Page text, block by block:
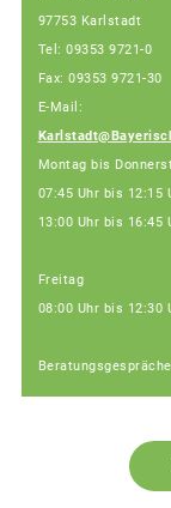
97753 Karlstadt
Tel: 09353 9721-0
Fax: 09353 9721-30
E-Mail:
Montag bis
07:45 Uhr bis 12:15
13:00 Uhr bis 16:45
Freitag
08:00 Uhr bis 12:30